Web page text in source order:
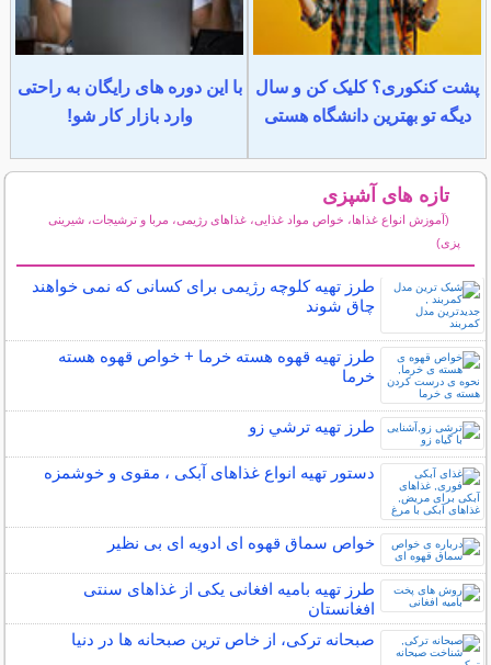
پشت کنکوری؟ کلیک کن و سال
دیگه تو بهترین دانشگاه هستی
با این دوره های رایگان به راحتی
وارد بازار کار شو!
تازه های آشپزی
(آموزش انواع غذاها، خواص مواد غذایی، غذاهای رژیمی، مربا و ترشیجات، شیرینی
پزی)
طرز تهیه کلوچه رژیمی برای کسانی که نمی خواهند
چاق شوند
طرز تهیه قهوه هسته خرما + خواص قهوه هسته
خرما
طرز تهیه ترشي زو
دستور تهیه انواع غذاهای آبکی ، مقوی و خوشمزه
خواص سماق قهوه ای ادویه ای بی نظیر
طرز تهیه بامیه افغانی یکی از غذاهای سنتی
افغانستان
صبحانه ترکی، از خاص ترین صبحانه ها در دنیا